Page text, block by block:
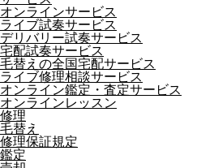
オンラインサービス
ライブ試奏サービス
デリバリー試奏サービス
宅配試奏サービス
毛替えの全国宅配サービス
ライブ修理相談サービス
オンライン鑑定・査定サービス
オンラインレッスン
修理
毛替え
修理保証規定
鑑定